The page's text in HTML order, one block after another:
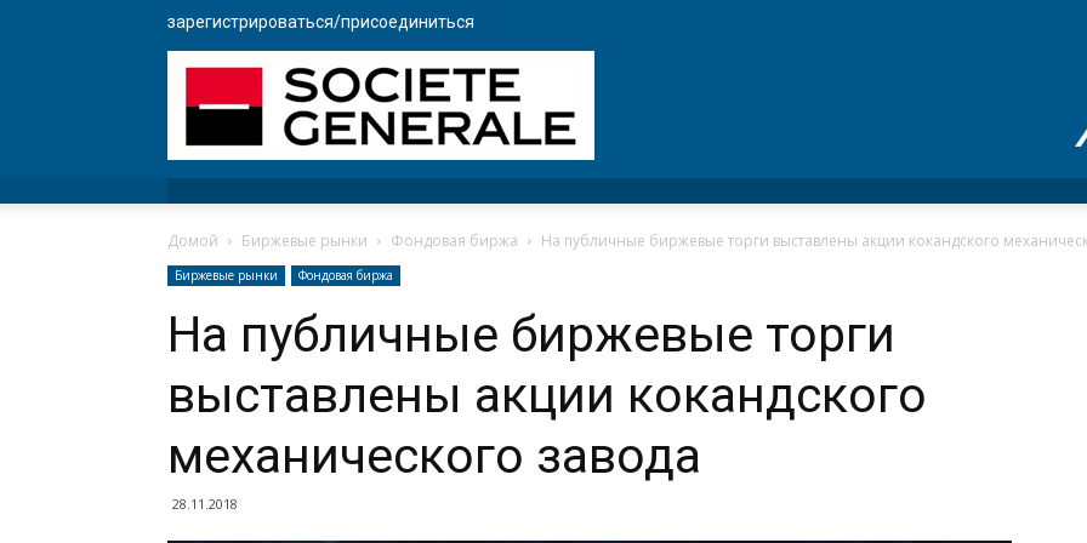
зарегистрироваться/присоединиться
Домой Биржевые рынки Фондовая биржа На публичные биржевые торги выставлены акции кокандского
Биржевые рынки Фондовая биржа
На публичные биржевые торги
выставлены акции кокандского
механического завода
28.11.2018